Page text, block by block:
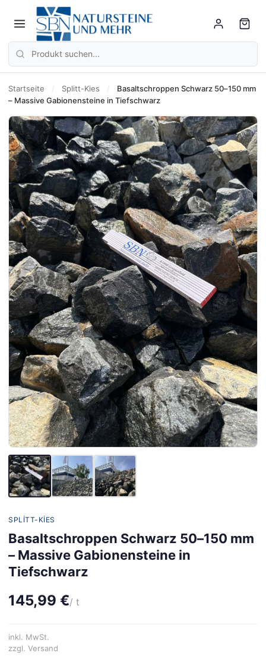
Startseite / Splitt-Kies /
Basaltschroppen Schwarz 50–150 mm
– Massive Gabionensteine in Tiefschwarz
SPLITT-KIES
Basaltschroppen Schwarz 50–150 mm
– Massive Gabionensteine in
Tiefschwarz
145,99 €/ t
inkl. MwSt.
zzgl. Versand